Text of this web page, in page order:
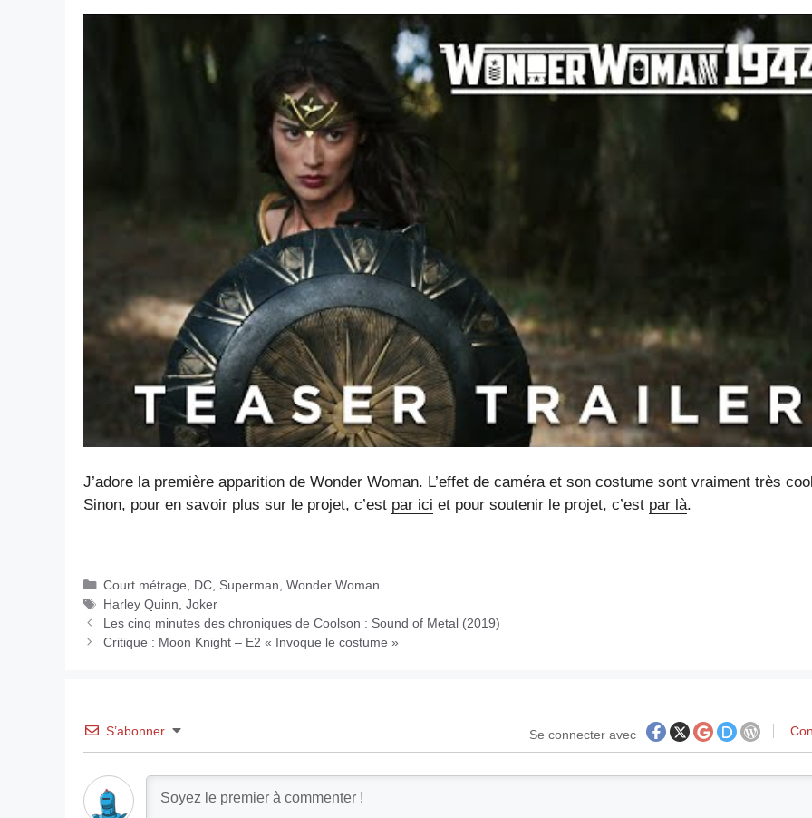
J’adore la première apparition de Wonder Woman. L’effet de caméra et son costume sont vraiment très
Sinon, pour en savoir plus sur le projet, c’est par ici et pour soutenir le projet, c’est par là.
Catégories
Court métrage, DC, Superman, Wonder Woman
Étiquettes
Harley Quinn, Joker
Les cinq minutes des chroniques de Coolson : Sound of Metal (2019)
Critique : Moon Knight – E2 « Invoque le costume »
S’abonner Se connecter avec